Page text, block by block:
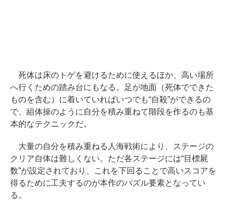
死体は床のトゲを避けるために使えるほか、高い場所
へ行くための踏み台にもなる。足が地面（死体でできた
ものを含む）に着いていればいつでも“自殺”ができるの
で、組体操のように自分を積み重ねて階段を作るのも基
本的なテクニックだ。
大量の自分を積み重ねる人海戦術により、ステージの
クリア自体は難しくない。ただ各ステージには“目標屍
数”が設定されており、これを下回ることで高いスコアを
得るために工夫するのが本作のパズル要素となってい
る。